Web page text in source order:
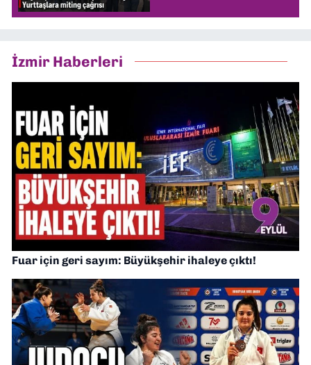
İzmir Haberleri
Fuar için geri sayım: Büyükşehir ihaleye çıktı!